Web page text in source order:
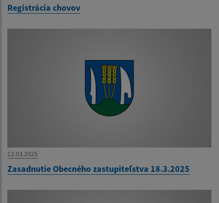
Registrácia chovov
12.03.2025
Zasadnutie Obecného zastupiteľstva 18.3.2025